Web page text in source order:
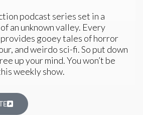
podcast series set in a
an unknown valley. Every
provides gooey tales of horror
and weirdo sci-fi. So put down
up your mind. You won’t be
weekly show.